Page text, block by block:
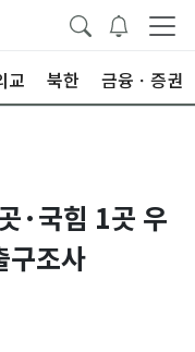
교 북한 금융ㆍ증권
·국힘 1곳 우
조사